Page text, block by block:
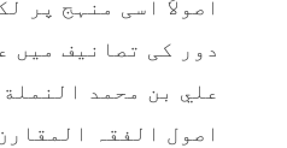
اصولاً‌ اسی منہج پر
دور کی تصانیف میں
علي بن محمد النملة
اصول الفقہ